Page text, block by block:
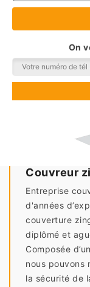
On
Couvreur
Entreprise
d'années
couverture
diplômé et
Composée
nous pouvons
la sécurité de